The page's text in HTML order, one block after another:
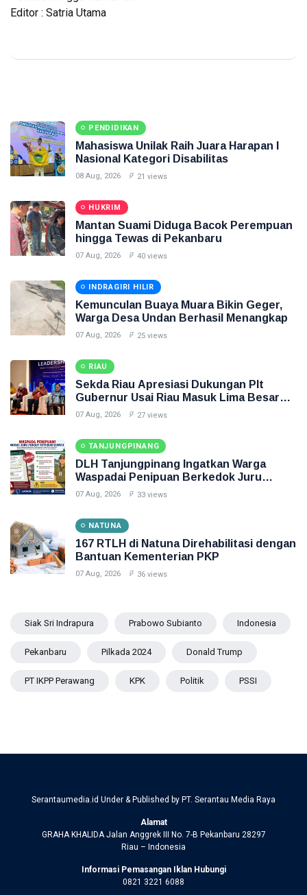
Editor : Satria Utama
PENDIDIKAN
Mahasiswa Unilak Raih Juara Harapan I
Nasional Kategori Disabilitas
08 Aug, 2026 21 views
HUKRIM
Mantan Suami Diduga Bacok Perempuan
hingga Tewas di Pekanbaru
07 Aug, 2026 40 views
INDRAGIRI HILIR
Kemunculan Buaya Muara Bikin Geger,
Warga Desa Undan Berhasil Menangkap
07 Aug, 2026 25 views
RIAU
Sekda Riau Apresiasi Dukungan Plt
Gubernur Usai Riau Masuk Lima Besar
ADLG Awards 2026
07 Aug, 2026 27 views
TANJUNGPINANG
DLH Tanjungpinang Ingatkan Warga
Waspadai Penipuan Berkedok Juru
Pungut Retribusi Sampah
07 Aug, 2026 33 views
NATUNA
167 RTLH di Natuna Direhabilitasi dengan
Bantuan Kementerian PKP
07 Aug, 2026 36 views
Siak Sri Indrapura Prabowo Subianto Indonesia
Pekanbaru Pilkada 2024 Donald Trump
PT IKPP Perawang KPK Politik PSSI
Serantaumedia.id Under & Published by PT. Serantau Media Raya
Alamat
GRAHA KHALIDA Jalan Anggrek III No. 7-B Pekanbaru 28297
Riau – Indonesia
Informasi Pemasangan Iklan Hubungi
0821 3221 6088